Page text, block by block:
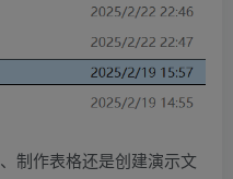
制作表格还是创建演示文